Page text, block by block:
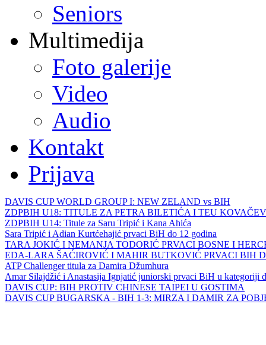
Seniors
Multimedija
Foto galerije
Video
Audio
Kontakt
Prijava
DAVIS CUP WORLD GROUP I: NEW ZELAND vs BIH
ZDPBIH U18: TITULE ZA PETRA BILETIĆA I TEU
ZDPBIH U14: Titule za Saru Tripić i Kana Ahića
Sara Tripić i Adian Kurtćehajić prvaci BiH do 12 godina
TARA JOKIĆ I NEMANJA TODORIĆ PRVACI BOSNE I
EDA-LARA ŠAĆIROVIĆ I MAHIR BUTKOVIĆ PRVACI BIH
ATP Challenger titula za Damira Džumhura
Amar Silajdžić i Anastasija Ignjatić juniorski prvaci BiH u kategoriji
DAVIS CUP: BIH PROTIV CHINESE TAIPEI U GOSTIMA
DAVIS CUP BUGARSKA - BIH 1-3: MIRZA I DAMIR ZA